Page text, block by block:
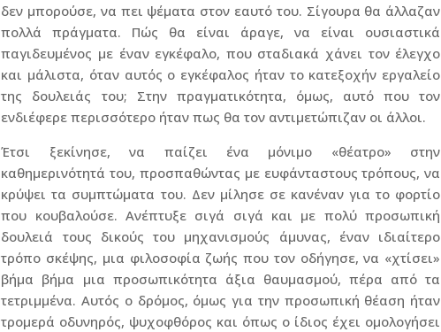
δεν μπορούσε, να πει ψέματα στον εαυτό του. Σίγουρα θα άλλαζαν
πολλά πράγματα. Πώς θα είναι άραγε, να είναι ουσιαστικά
παγιδευμένος με έναν εγκέφαλο, που σταδιακά χάνει τον έλεγχο
και μάλιστα, όταν αυτός ο εγκέφαλος ήταν το κατεξοχήν εργαλείο
της δουλειάς του; Στην πραγματικότητα, όμως, αυτό που τον
ενδιέφερε περισσότερο ήταν πως θα τον αντιμετώπιζαν οι άλλοι.
Έτσι ξεκίνησε, να παίζει ένα μόνιμο «θέατρο» στην
καθημερινότητά του, προσπαθώντας με ευφάνταστους τρόπους, να
κρύψει τα συμπτώματα του. Δεν μίλησε σε κανέναν για το φορτίο
που κουβαλούσε. Ανέπτυξε σιγά σιγά και με πολύ προσωπική
δουλειά τους δικούς του μηχανισμούς άμυνας, έναν ιδιαίτερο
τρόπο σκέψης, μια φιλοσοφία ζωής που τον οδήγησε, να «χτίσει»
βήμα βήμα μια προσωπικότητα άξια θαυμασμού, πέρα από τα
τετριμμένα. Αυτός ο δρόμος, όμως για την προσωπική θέαση ήταν
τρομερά οδυνηρός, ψυχοφθόρος και όπως ο ίδιος έχει ομολογήσει